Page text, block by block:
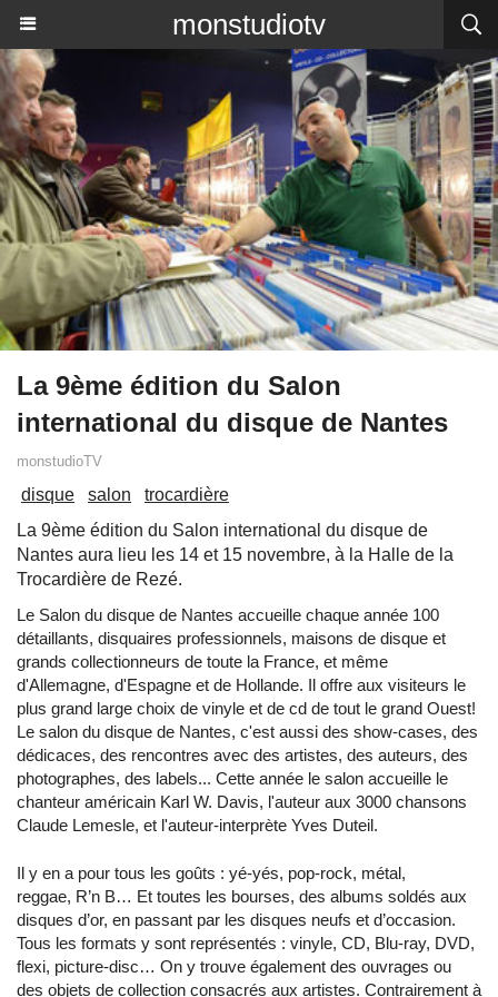
monstudiotv
La 9ème édition du Salon
international du disque de Nantes
monstudioTV
disque salon
trocardière
La 9ème édition du Salon international du disque de
Nantes aura lieu les 14 et 15 novembre, à la Halle de la
Trocardière de Rezé.
Le Salon du disque de Nantes accueille chaque année 100
détaillants, disquaires professionnels, maisons de disque et
grands collectionneurs de toute la France, et même
d'Allemagne, d'Espagne et de Hollande. Il offre aux visiteurs le
plus grand large choix de vinyle et de cd de tout le grand Ouest!
Le salon du disque de Nantes, c'est aussi des show-cases, des
dédicaces, des rencontres avec des artistes, des auteurs, des
photographes, des labels... Cette année le salon accueille le
chanteur américain Karl W. Davis, l'auteur aux 3000 chansons
Claude Lemesle, et l'auteur-interprète Yves Duteil.
Il y en a pour tous les goûts : yé-yés, pop-rock, métal,
reggae, R’n B… Et toutes les bourses, des albums soldés aux
disques d’or, en passant par les disques neufs et d’occasion.
Tous les formats y sont représentés : vinyle, CD, Blu-ray, DVD,
flexi, picture-disc… On y trouve également des ouvrages ou
des objets de collection consacrés aux artistes. Contrairement à